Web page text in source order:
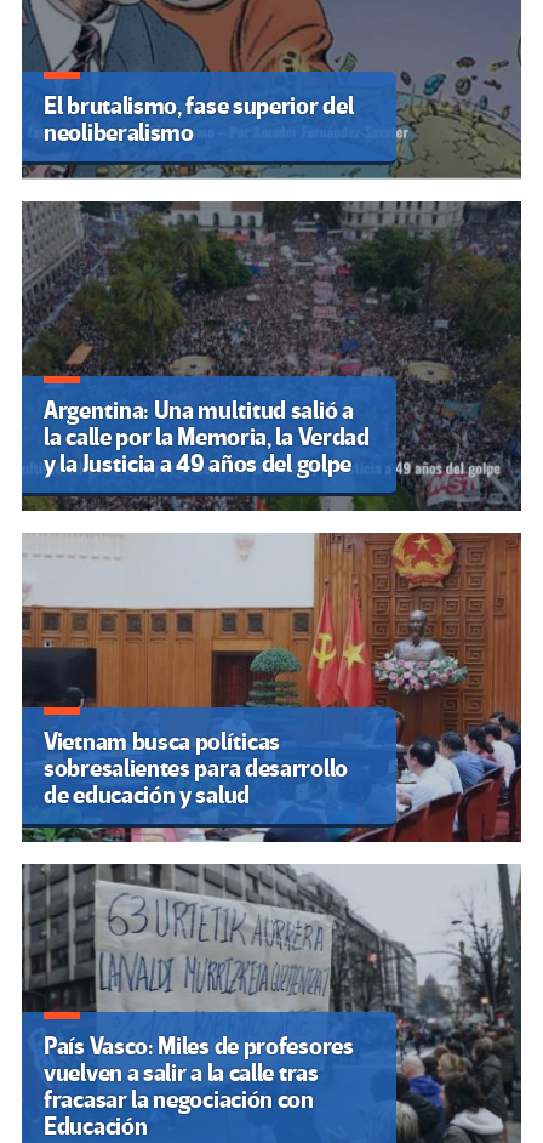
El brutalismo, fase superior del
neoliberalismo
Argentina: Una multitud salió a
la calle por la Memoria, la Verdad
y la Justicia a 49 años del golpe
Vietnam busca políticas
sobresalientes para desarrollo
de educación y salud
País Vasco: Miles de profesores
vuelven a salir a la calle tras
fracasar la negociación con
Educación